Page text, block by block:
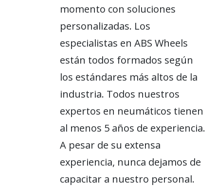
momento con soluciones
personalizadas. Los
especialistas en ABS Wheels
están todos formados según
los estándares más altos de la
industria. Todos nuestros
expertos en neumáticos tienen
al menos 5 años de experiencia.
A pesar de su extensa
experiencia, nunca dejamos de
capacitar a nuestro personal.